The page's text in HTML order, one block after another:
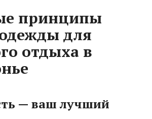
принципы
для
отдыха в
— ваш лучший